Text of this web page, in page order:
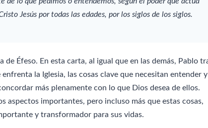
Jesús por todas las edades, por los siglos de los siglos.
de Éfeso. En esta carta, al igual que en las demás, Pablo
la Iglesia, las cosas clave que necesitan entender
más plenamente con lo que Dios desea de ellos.
aspectos importantes, pero incluso más que estas cosas,
y transformador para sus vidas.